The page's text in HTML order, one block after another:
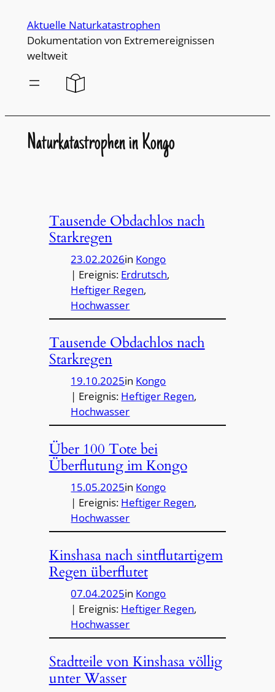
Inhalt
wechseln
Aktuelle Naturkatastrophen
Dokumentation von Extremereignissen
weltweit
Naturkatastrophen in Kongo
Tausende Obdachlos nach
Starkregen
23.02.2026in Kongo
| Ereignis: Erdrutsch
Heftiger Regen
Hochwasser
Tausende Obdachlos nach
Starkregen
19.10.2025in Kongo
| Ereignis: Heftiger Regen
Hochwasser
Über 100 Tote bei
Überflutung im Kongo
15.05.2025in Kongo
| Ereignis: Heftiger Regen
Hochwasser
Kinshasa nach sintflutartigem
Regen überflutet
07.04.2025in Kongo
| Ereignis: Heftiger Regen
Hochwasser
Stadtteile von Kinshasa völlig
unter Wasser